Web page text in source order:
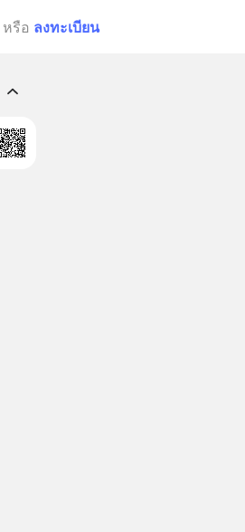
หรือ ลงทะเบียน